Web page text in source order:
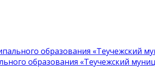
образования «Теучежский
образования «Теучежский